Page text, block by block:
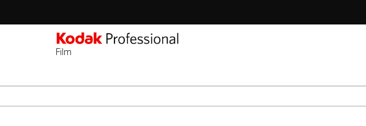
跳
转
Film
-
2nd